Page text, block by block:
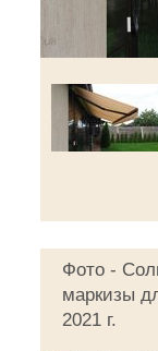
Фото -
маркизы
2021 г.